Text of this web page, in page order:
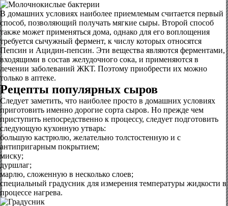
В домашних условиях наиболее приемлемым считается первый
способ, позволяющий получать мягкие сыры. Второй способ
также может применяться дома, однако для его воплощения
требуется сычужный фермент, к числу которых относятся
Пепсин и Ацидин-пепсин. Эти вещества являются ферментами,
входящими в состав желудочного сока, и применяются в
лечении заболеваний ЖКТ. Поэтому приобрести их можно
только в аптеке.
Рецепты популярных сыров
Следует заметить, что наиболее просто в домашних условиях
приготовить именно дорогие сорта сыров. Но прежде чем
приступить непосредственно к процессу, следует подготовить
следующую кухонную утварь:
большую кастрюлю, желательно толстостенную и с
антипригарным покрытием;
миску;
дуршлаг;
марлю, сложенную в несколько слоев;
специальный градусник для измерения температуры жидкости в
процессе нагрева.